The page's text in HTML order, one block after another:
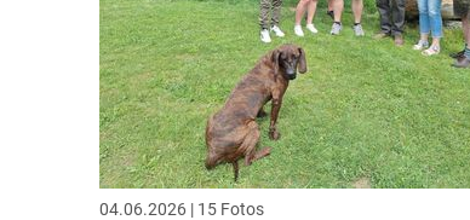
04.06.2026 | 15 Fotos